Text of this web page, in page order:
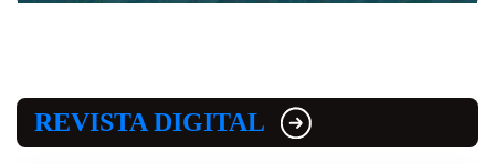
REVISTA DIGITAL